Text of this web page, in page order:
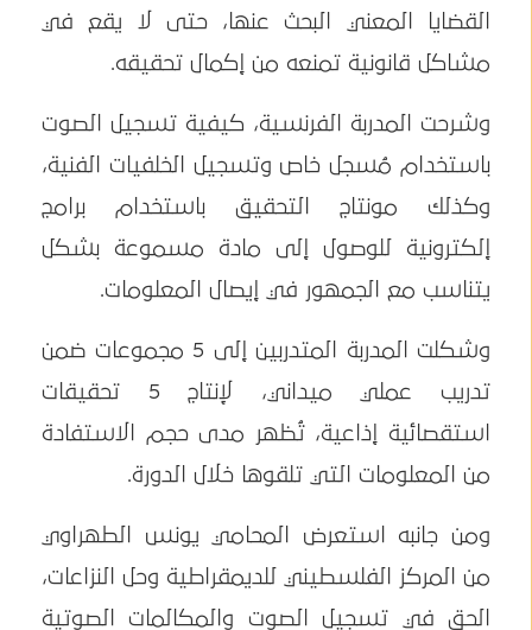
القضايا المعني البحث عنها، حتى لا يقع في
مشاكل قانونية تمنعه من إكمال تحقيقه.
وشرحت المدربة الفرنسية، كيفية تسجيل الصوت
باستخدام مُسجل خاص وتسجيل الخلفيات الفنية،
وكذلك مونتاج التحقيق باستخدام برامج
إلكترونية للوصول إلى مادة مسموعة بشكل
يتناسب مع الجمهور في إيصال المعلومات.
وشكلت المدربة المتدربين إلى 5 مجموعات ضمن
تدريب عملي ميداني، لإنتاج 5 تحقيقات
استقصائية إذاعية، تُظهر مدى حجم الاستفادة
من المعلومات التي تلقوها خلال الدورة.
ومن جانبه استعرض المحامي يونس الطهراوي
من المركز الفلسطيني للديمقراطية وحل النزاعات،
الحق في تسجيل الصوت والمكالمات الصوتية